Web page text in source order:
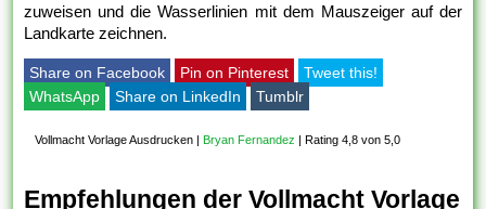
zuweisen und die Wasserlinien mit dem Mauszeiger auf der
Landkarte zeichnen.
Share on Facebook Pin on Pinterest
Tweet this!
WhatsApp
Share on LinkedIn Tumblr
Vollmacht Vorlage Ausdrucken | Bryan Fernandez |Rating 4,8 von 5,0
Empfehlungen der Vollmacht Vorlage